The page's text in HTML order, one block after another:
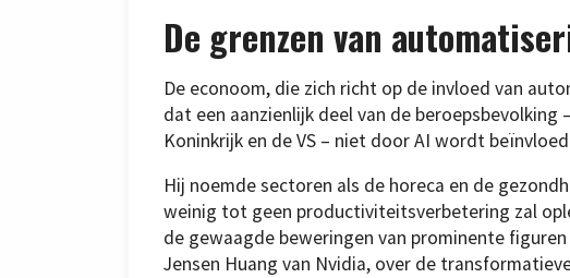
De grenzen van
De econoom, die zich richt op de invloed van
dat een aanzienlijk deel van de
Koninkrijk en de VS – niet door AI wordt
Hij noemde sectoren als de horeca en de
weinig tot geen productiviteitsverbetering zal
de gewaagde beweringen van prominente
Jensen Huang van Nvidia, over de